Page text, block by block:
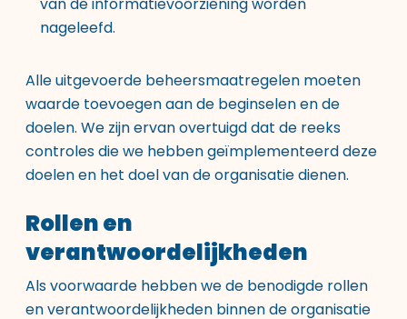
nageleefd.
Alle uitgevoerde beheersmaatregelen moeten
waarde toevoegen aan de beginselen en de
doelen. We zijn ervan overtuigd dat de reeks
controles die we hebben geïmplementeerd deze
doelen en het doel van de organisatie dienen.
Rollen en
verantwoordelijkheden
Als voorwaarde hebben we de benodigde rollen
en verantwoordelijkheden binnen de organisatie